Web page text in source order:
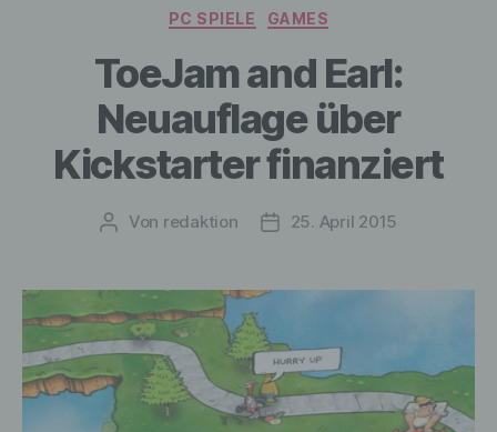
Kategorien
PC SPIELE GAMES
ToeJam and Earl:
Neuauflage über
Kickstarter finanziert
Beitragsautor
Von redaktion Veröffentlichungsdatum
25. April 2015